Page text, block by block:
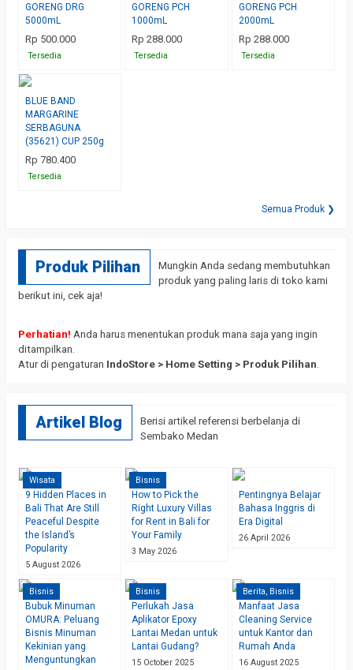
GORENG DRG
5000mL
Rp 500.000
Tersedia
GORENG PCH
1000mL
Rp 288.000
Tersedia
GORENG PCH
2000mL
Rp 288.000
Tersedia
BLUE BAND
MARGARINE
SERBAGUNA
(35621) CUP 250g
Rp 780.400
Tersedia
Semua Produk ❯
Produk Pilihan
Mungkin Anda sedang membutuhkan
produk yang paling laris di toko kami
berikut ini, cek aja!
Perhatian! Anda harus menentukan produk mana saja yang ingin
ditampilkan.
Atur di pengaturan IndoStore > Home Setting > Produk Pilihan.
Artikel Blog
Berisi artikel referensi berbelanja di
Sembako Medan
Wisata
9 Hidden Places in
Bali That Are Still
Peaceful Despite
the Island’s
Popularity
5 August 2026
Bisnis
How to Pick the
Right Luxury Villas
for Rent in Bali for
Your Family
3 May 2026
Pentingnya Belajar
Bahasa Inggris di
Era Digital
26 April 2026
Bisnis
Bubuk Minuman
OMURA: Peluang
Bisnis Minuman
Kekinian yang
Menguntungkan
Bisnis
Perlukah Jasa
Aplikator Epoxy
Lantai Medan untuk
Lantai Gudang?
15 October 2025
Berita, Bisnis
Manfaat Jasa
Cleaning Service
untuk Kantor dan
Rumah Anda
16 August 2025